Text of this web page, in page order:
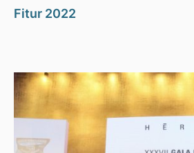
Fitur 2022